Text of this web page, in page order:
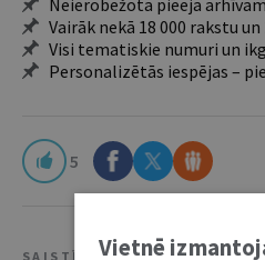
Neierobežota pieeja
Vairāk nekā 18 000 rakstu
Visi tematiskie numuri un
Personalizētās iespējas –
5
SAISTĪTIE RESURSI
Vietnē